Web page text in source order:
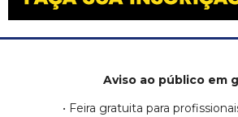
Aviso ao público em
• Feira gratuita para